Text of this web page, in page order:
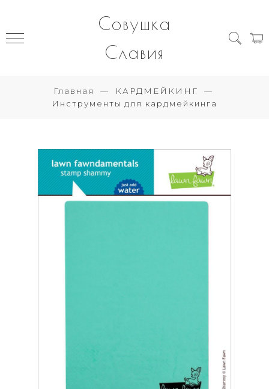
Совушка
Славия
Главная
КАРДМЕЙКИНГ
Инструменты для кардмейкинга